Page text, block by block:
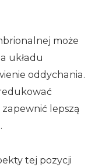
może
układu
oddychania.
lepszą
tej pozycji